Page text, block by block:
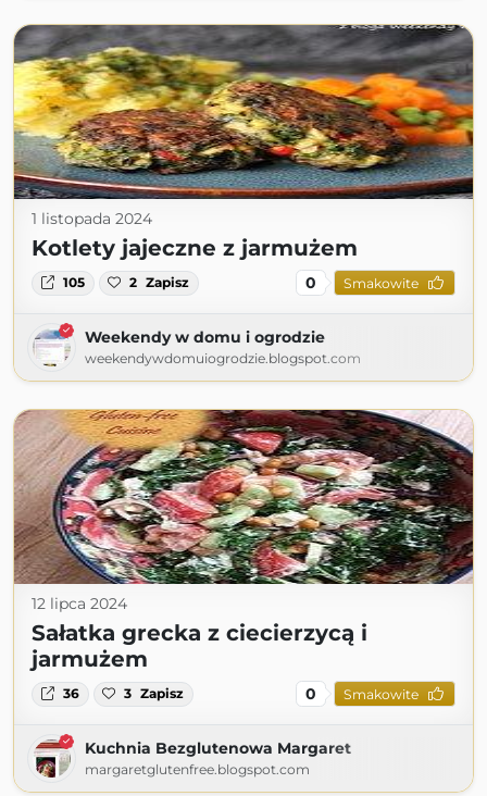
1 listopada 2024
Kotlety jajeczne z jarmużem
105 2 Zapisz 0 Smakowite
Weekendy w domu i ogrodzie
weekendywdomuiogrodzie.blogspot.com
12 lipca 2024
Sałatka grecka z ciecierzycą i
jarmużem
36 3 Zapisz 0 Smakowite
Kuchnia Bezglutenowa Margaret
margaretglutenfree.blogspot.com